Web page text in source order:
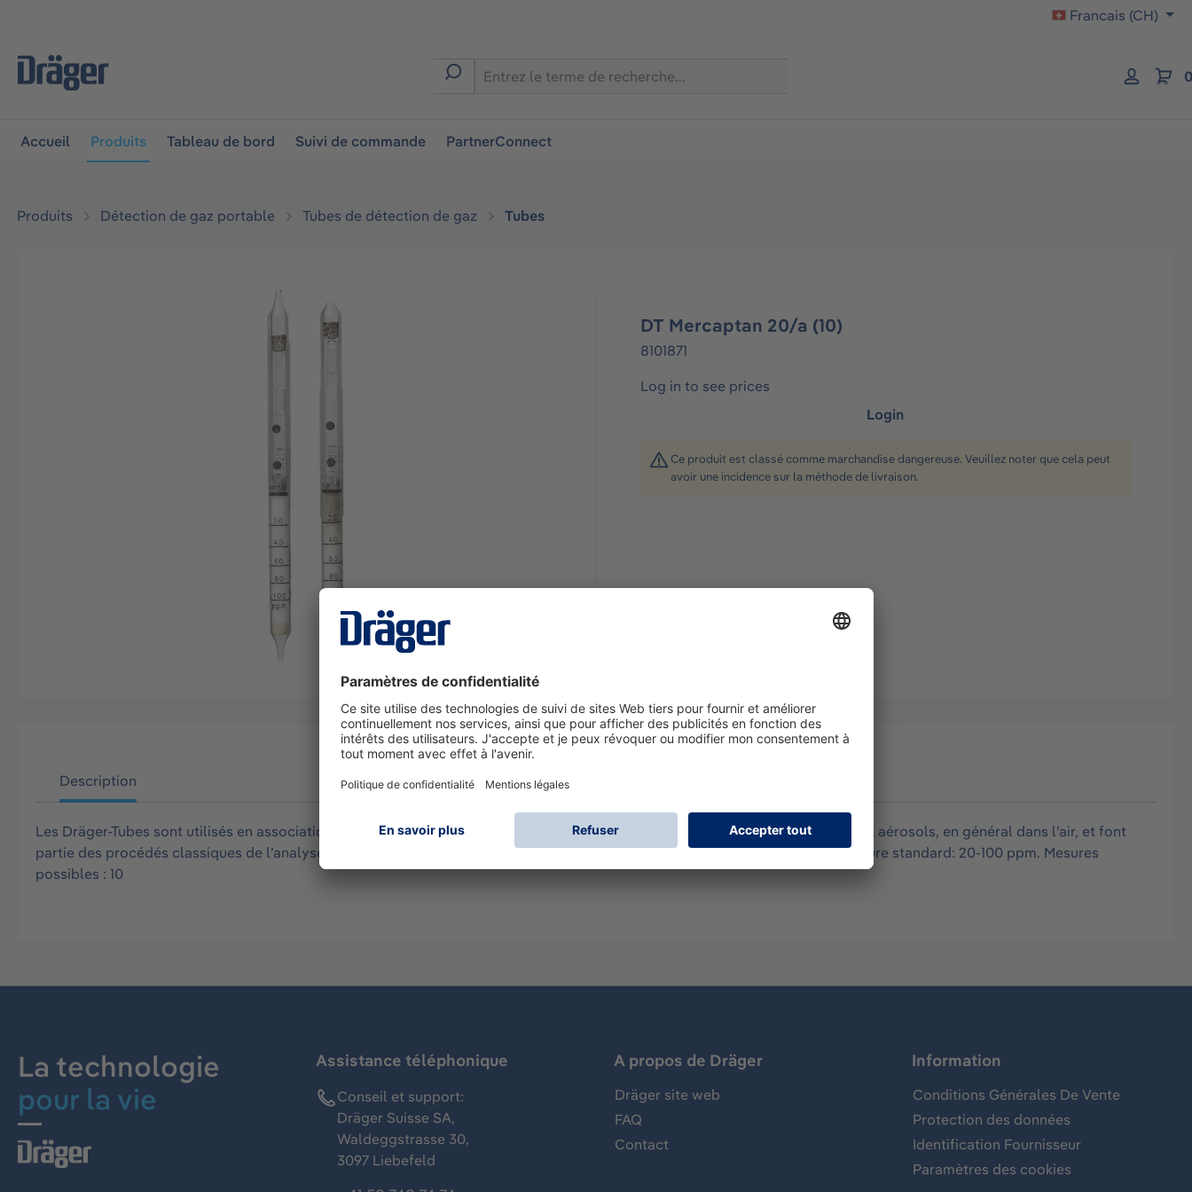
Francais (CH)
Accueil Produits Tableau de bord Suivi de commande PartnerConnect
Produits Détection de gaz portable Tubes de détection de gaz Tubes
DT Mercaptan 20/a (10)
8101871
Log in to see prices
Login
Ce produit est classé comme marchandise dangereuse. Veuillez noter que cela peut
avoir une incidence sur la méthode de livraison.
Description
Les Dräger-Tubes sont utilisés en association avec une pompe pour tubes réactifs Dräger pour les mesures des gaz, vapeurs et aérosols, en général dans l’air, et font
partie des procédés classiques de l’analyse des gaz. Ce Dräger-Tube est utilisé pour la détection de mercaptan. Plage de mesure standard: 20-100 ppm. Mesures
possibles : 10
La technologie
pour la vie
Assistance téléphonique
Conseil et support:
Dräger Suisse SA,
Waldeggstrasse 30,
3097 Liebefeld
A propos de Dräger
Dräger site web
FAQ
Contact
Information
Conditions Générales De Vente
Protection des données
Identification Fournisseur
Paramètres des cookies